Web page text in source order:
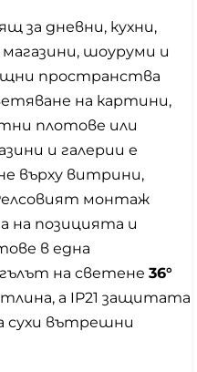
за дневни, кухни,
магазини, шоуруми и
пространства
на картини,
плотове или
и галерии е
върху витрини,
монтаж
на позицията и
в една
на светене 36°
а IP21 защитата
сухи вътрешни